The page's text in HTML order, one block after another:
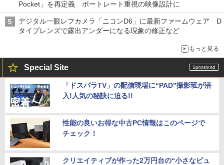
Pocket」を再定義 ポートレート重視の映像設計に
デジタル一眼レフカメラ「ニコンD6」に最新ファームウェア D
タイプレンズで露出アンダーになる現象の修正など
もっと見る
Special Site
「ドスパラTV」の配信現場に“PAD”撮影班が潜
入!人気の秘訣に迫る!!
性能の良いお得な中古PC情報はこのページで
チェック！
クリエイティブが作った2万円台の“小さなピュ